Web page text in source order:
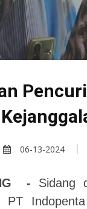
06-13-2024
- Sidang
PT